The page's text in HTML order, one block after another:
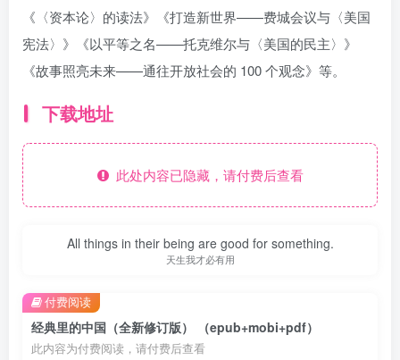
《〈资本论〉的读法》《打造新世界——费城会议与〈美国
宪法〉》《以平等之名——托克维尔与〈美国的民主〉》
《故事照亮未来——通往开放社会的 100 个观念》等。
下载地址
此处内容已隐藏，请付费后查看
All things in their being are good for something.
天生我才必有用
经典里的中国（全新修订版） （epub+mobi+pdf）
此内容为付费阅读，请付费后查看
付费阅读